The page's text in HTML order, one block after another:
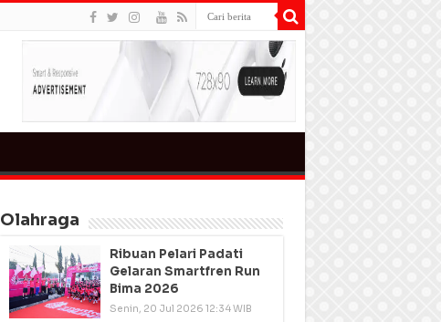
Olahraga
Ribuan Pelari Padati
Gelaran Smartfren Run
Bima 2026
Senin, 20 Jul 2026 12:34 WIB